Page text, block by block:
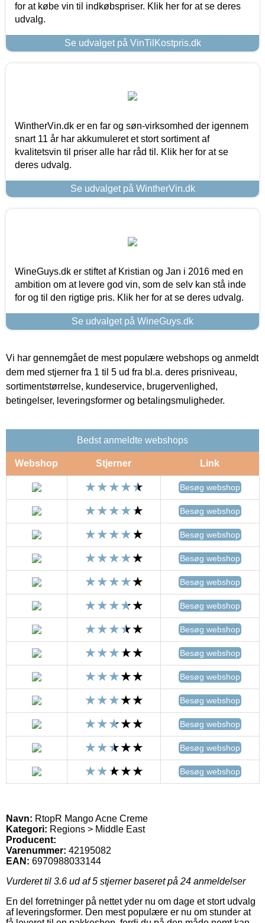
for at købe vin til indkøbspriser. Klik her for at se deres
udvalg.
Se udvalget på VinTilKostpris.dk
WintherVin.dk er en far og søn-virksomhed der igennem
snart 11 år har akkumuleret et stort sortiment af
kvalitetsvin til priser alle har råd til. Klik her for at se
deres udvalg.
Se udvalget på WintherVin.dk
WineGuys.dk er stiftet af Kristian og Jan i 2016 med en
ambition om at levere god vin, som de selv kan stå inde
for og til den rigtige pris. Klik her for at se deres udvalg.
Se udvalget på WineGuys.dk
Vi har gennemgået de mest populære webshops og anmeldt
dem med stjerner fra 1 til 5 ud fra bl.a. deres prisniveau,
sortimentstørrelse, kundeservice, brugervenlighed,
betingelser, leveringsformer og betalingsmuligheder.
Bedst anmeldte webshops
Webshop Stjerner Link
Besøg webshop
Besøg webshop
Besøg webshop
Besøg webshop
Besøg webshop
Besøg webshop
Besøg webshop
Besøg webshop
Besøg webshop
Besøg webshop
Besøg webshop
Besøg webshop
Besøg webshop
Navn: RtopR Mango Acne Creme
Kategori: Regions > Middle East
Producent:
Varenummer: 42195082
EAN: 6970988033144
Vurderet til 3.6 ud af 5 stjerner baseret på 24 anmeldelser
En del forretninger på nettet yder nu om dage et stort udvalg
af leveringsformer. Den mest populære er nu om stunder at